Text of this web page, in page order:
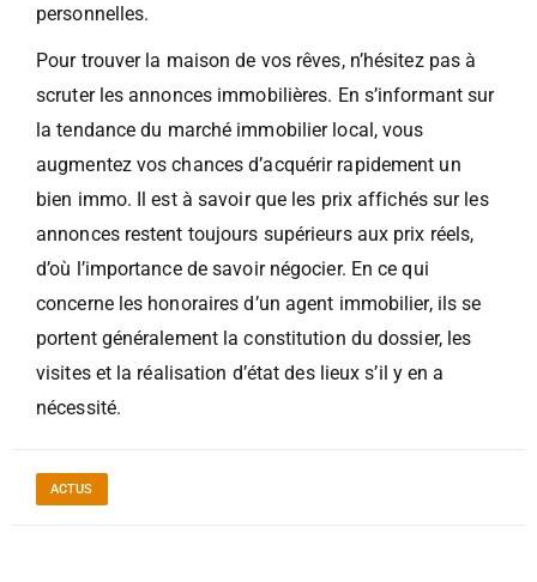
personnelles.
Pour trouver la maison de vos rêves, n’hésitez pas à
scruter les annonces immobilières. En s’informant sur
la tendance du marché immobilier local, vous
augmentez vos chances d’acquérir rapidement un
bien immo. Il est à savoir que les prix affichés sur les
annonces restent toujours supérieurs aux prix réels,
d’où l’importance de savoir négocier. En ce qui
concerne les honoraires d’un agent immobilier, ils se
portent généralement la constitution du dossier, les
visites et la réalisation d’état des lieux s’il y en a
nécessité.
ACTUS